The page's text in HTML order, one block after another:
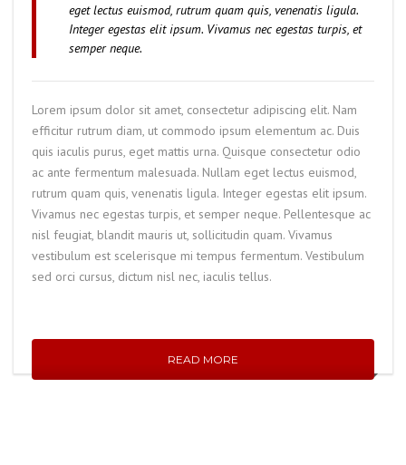
eget lectus euismod, rutrum quam quis, venenatis ligula.
Integer egestas elit ipsum. Vivamus nec egestas turpis, et
semper neque.
Lorem ipsum dolor sit amet, consectetur adipiscing elit. Nam
efficitur rutrum diam, ut commodo ipsum elementum ac. Duis
quis iaculis purus, eget mattis urna. Quisque consectetur odio
ac ante fermentum malesuada. Nullam eget lectus euismod,
rutrum quam quis, venenatis ligula. Integer egestas elit ipsum.
Vivamus nec egestas turpis, et semper neque. Pellentesque ac
nisl feugiat, blandit mauris ut, sollicitudin quam. Vivamus
vestibulum est scelerisque mi tempus fermentum. Vestibulum
sed orci cursus, dictum nisl nec, iaculis tellus.
READ MORE